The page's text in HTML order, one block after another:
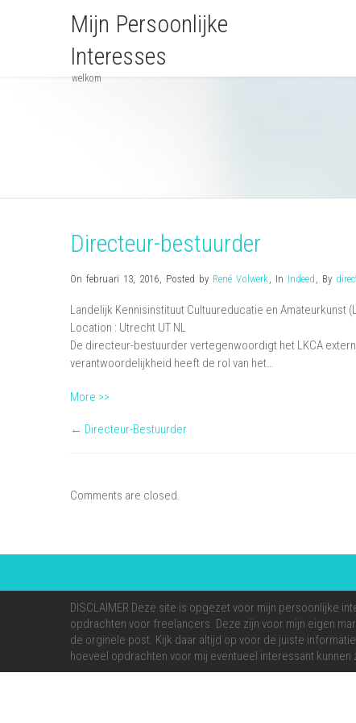
Mijn Persoonlijke
Interesses
welkom
Directeur-bestuurder
On februari 13, 2016, Posted by René Volwerk, In Indeed , By
Landelijk Kennisinstituut Cultuureducatie en Amateurkunst
Location : Utrecht UT NL
De directeur-bestuurder vertegenwoordigt het LKCA
verantwoordelijkheid heeft de rol van het…
More >>
← Directeur-Bestuurder
Comments are closed.
DISCLAIMER Deze site is opgezet voor mijn persoonlijke
opdrachten voor freelancers. Deze zijn voor mijn eigen
de orginele post. Kijk daar altijd op voor de juiste
hoeveel opdrachten voor mij eventueel interessant kunnen